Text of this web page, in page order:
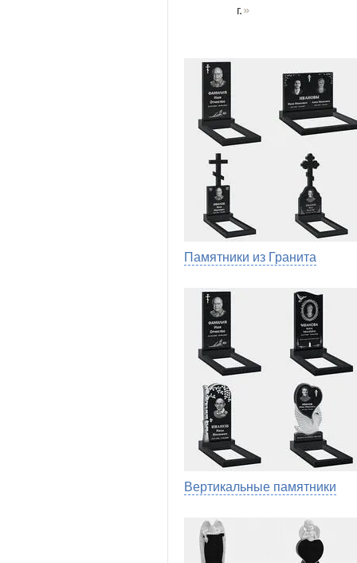
г.
Памятники из Гранита
Вертикальные памятники